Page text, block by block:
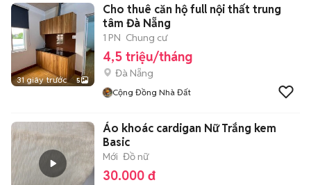
31 giây trước 5
Cho thuê căn hộ full nội thất trung
tâm Đà Nẵng
1 PN Chung cư
4,5 triệu/tháng
Đà Nẵng
Cộng Đồng Nhà Đất
Áo khoác cardigan Nữ Trắng kem
Basic
Mới Đồ nữ
30.000 đ